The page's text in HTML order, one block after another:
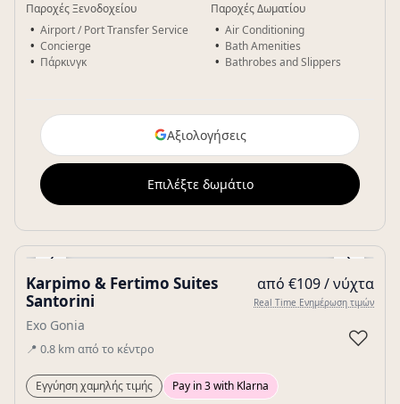
Παροχές Ξενοδοχείου
Airport / Port Transfer Service
Concierge
Πάρκινγκ
Παροχές Δωματίου
Air Conditioning
Bath Amenities
Bathrobes and Slippers
Αξιολογήσεις
Επιλέξτε δωμάτιο
‹ ›
Gallery
Karpimo & Fertimo Suites
Santorini
Exo Gonia
📍 0.8 km από το κέντρο
από €109 / νύχτα
Real Time Ενημέρωση τιμών
♡
Εγγύηση χαμηλής τιμής Pay in 3 with Klarna